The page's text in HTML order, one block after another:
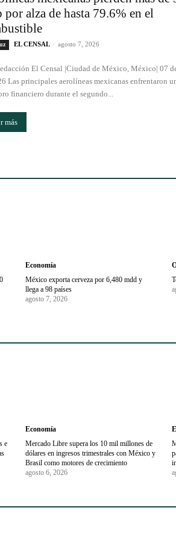
por alza de hasta 79.6% en el
EL CENSAL - agosto 7, 2026
El Censal |Ciudad de México, México| 07
Las principales aerolíneas mexicanas enfrentaron
financiero durante el segundo...
más
Economía
México exporta cerveza por 6,480 mdd y
llega a 98 países
agosto 7, 2026
e
Economía
Mercado Libre supera los 10 mil millones de
dólares en ingresos trimestrales con México y
Brasil como motores de crecimiento
agosto 6, 2026